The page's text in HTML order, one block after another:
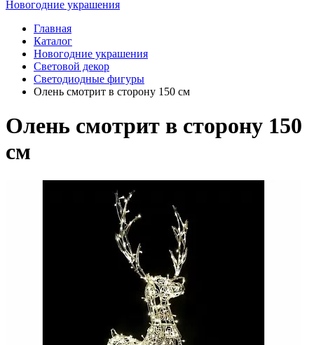
Новогодние украшения
Главная
Каталог
Новогодние украшения
Световой декор
Светодиодные фигуры
Олень смотрит в сторону 150 см
Олень смотрит в сторону 150
см